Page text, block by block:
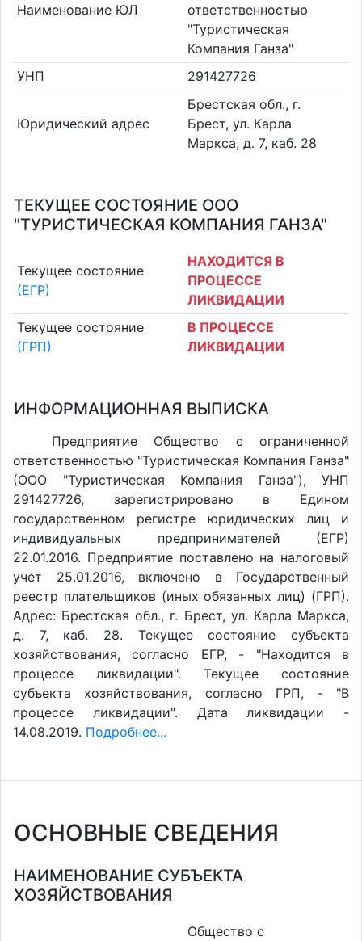
Наименование ЮЛ
ответственностью
"Туристическая
Компания Ганза"
УНП
291427726
Юридический адрес
Брестская обл., г.
Брест, ул. Карла
Маркса, д. 7, каб. 28
ТЕКУЩЕЕ СОСТОЯНИЕ ООО
"ТУРИСТИЧЕСКАЯ КОМПАНИЯ ГАНЗА"
Текущее состояние
(ЕГР)
НАХОДИТСЯ В
ПРОЦЕССЕ
ЛИКВИДАЦИИ
Текущее состояние
(ГРП)
В ПРОЦЕССЕ
ЛИКВИДАЦИИ
ИНФОРМАЦИОННАЯ ВЫПИСКА
Предприятие Общество с ограниченной
ответственностью "Туристическая Компания Ганза"
(ООО "Туристическая Компания Ганза"), УНП
291427726, зарегистрировано в Едином
государственном регистре юридических лиц и
индивидуальных предпринимателей (ЕГР)
22.01.2016. Предприятие поставлено на налоговый
учет 25.01.2016, включено в Государственный
реестр плательщиков (иных обязанных лиц) (ГРП).
Адрес: Брестская обл., г. Брест, ул. Карла Маркса,
д. 7, каб. 28. Текущее состояние субъекта
хозяйствования, согласно ЕГР, - "Находится в
процессе ликвидации". Текущее состояние
субъекта хозяйствования, согласно ГРП, - "В
процессе ликвидации". Дата ликвидации -
14.08.2019. Подробнее...
ОСНОВНЫЕ СВЕДЕНИЯ
НАИМЕНОВАНИЕ СУБЪЕКТА
ХОЗЯЙСТВОВАНИЯ
Общество с